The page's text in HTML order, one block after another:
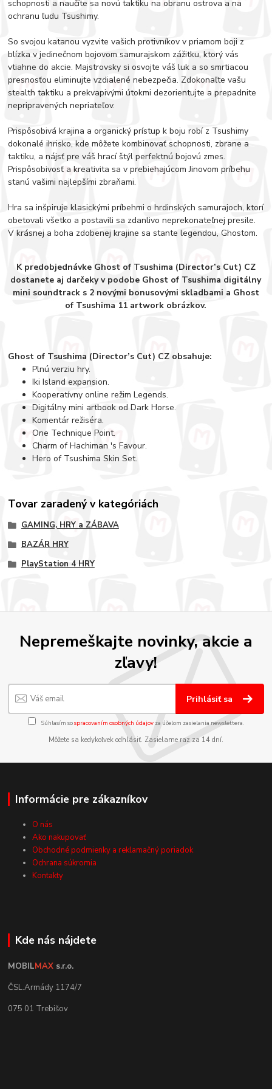
schopnosti a naučíte sa novú taktiku na obranu ostrova a na
ochranu ľudu Tsushimy.
So svojou katanou vyzvite vašich protivníkov v priamom boji z
blízka v jedinečnom bojovom samurajskom zážitku, ktorý vás
vtiahne do akcie. Majstrovsky si osvojte váš luk a so smrtiacou
presnosťou eliminujte vzdialené nebezpečia. Zdokonaľte vašu
stealth taktiku a prekvapivými útokmi dezorientujte a prepadnite
nepripravených nepriateľov.
Prispôsobivá krajina a organický prístup k boju robí z Tsushimy
dokonalé ihrisko, kde môžete kombinovať schopnosti, zbrane a
taktiku, a nájsť pre váš hrací štýl perfektnú bojovú zmes.
Prispôsobivosť a kreativita sa v prebiehajúcom Jinovom príbehu
stanú vašimi najlepšími zbraňami.
Hra sa inšpiruje klasickými príbehmi o hrdinských samurajoch, ktorí
obetovali všetko a postavili sa zdanlivo neprekonateľnej presile.
V krásnej a boha zdobenej krajine sa stante legendou, Ghostom.
K predobjednávke Ghost of Tsushima (Director’s Cut) CZ
dostanete aj darčeky v podobe Ghost of Tsushima digitálny
mini soundtrack s 2 novými bonusovými skladbami a Ghost
of Tsushima 11 artwork obrázkov.
Ghost of Tsushima (Director’s Cut) CZ obsahuje:
Plnú verziu hry.
Iki Island expansion.
Kooperatívny online režim Legends.
Digitálny mini artbook od Dark Horse.
Komentár režiséra.
One Technique Point.
Charm of Hachiman 's Favour.
Hero of Tsushima Skin Set.
Tovar zaradený v kategóriách
GAMING, HRY a ZÁBAVA
BAZÁR HRY
PlayStation 4 HRY
Nepremeškajte novinky, akcie a
zľavy!
Prihlásiť sa
Súhlasím sospracovaním osobných údajov za účelom zasielania newslettera.
Môžete sa kedykoľvek odhlásiť. Zasielame raz za 14 dní.
Informácie pre zákazníkov
O nás
Ako nakupovať
Obchodné podmienky a reklamačný poriadok
Ochrana súkromia
Kontakty
Kde nás nájdete
MOBILMAX s.r.o.
ČSL.Armády 1174/7
075 01 Trebišov